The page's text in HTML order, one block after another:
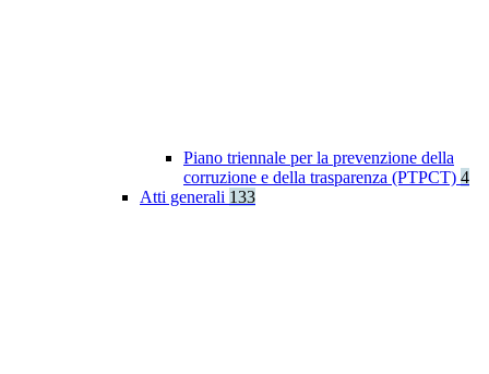
Piano triennale per la prevenzione della
corruzione e della trasparenza (PTPCT) 4
Atti generali 133